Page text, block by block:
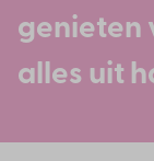
genieten
alles uit